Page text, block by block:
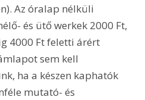
Az óralap nélküli
és ütő werkek 2000 Ft,
4000 Ft feletti árért
sem kell
ha a készen kaphatók
mutató- és